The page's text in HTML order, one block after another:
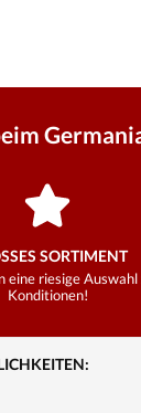
SORTIMENT
eine riesige Auswahl
Konditionen!